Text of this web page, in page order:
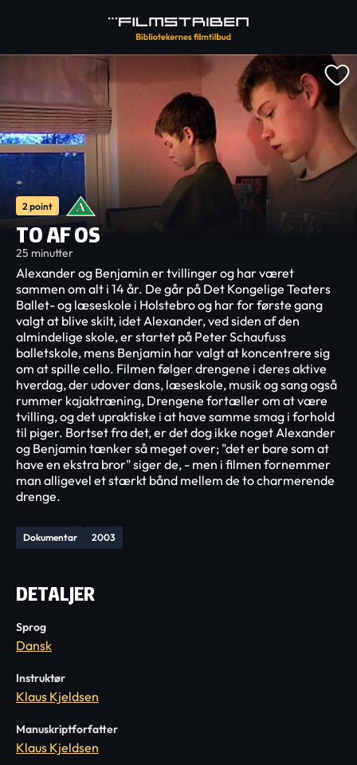
2 point
TO AF OS
25 minutter
Dokumentar 2003
Alexander og Benjamin er tvillinger og har været
sammen om alt i 14 år. De går på Det Kongelige Teaters
Ballet- og læseskole i Holstebro og har for første gang
valgt at blive skilt, idet Alexander, ved siden af den
almindelige skole, er startet på Peter Schaufuss
balletskole, mens Benjamin har valgt at koncentrere sig
om at spille cello. Filmen følger drengene i deres aktive
hverdag, der udover dans, læseskole, musik og sang også
rummer kajaktræning, Drengene fortæller om at være
tvilling, og det upraktiske i at have samme smag i forhold
til piger. Bortset fra det, er det dog ikke noget Alexander
og Benjamin tænker så meget over; "det er bare som at
have en ekstra bror" siger de, - men i filmen fornemmer
man alligevel et stærkt bånd mellem de to charmerende
drenge.
DETALJER
Sprog
Dansk
Instruktør
Klaus Kjeldsen
Manuskriptforfatter
Klaus Kjeldsen